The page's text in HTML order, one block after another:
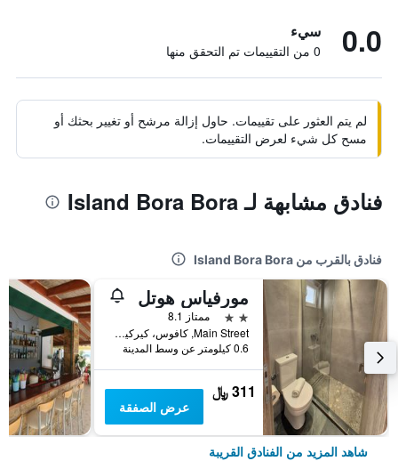
0.0 سيء
0 من التقييمات تم التحقق منها
لم يتم العثور على تقييمات. حاول إزالة مرشح أو تغيير بحثك أو
مسح كل شيء لعرض التقييمات.
فنادق مشابهة لـ Island Bora Bora
فنادق بالقرب من Island Bora Bora
مورفياس هوتل
2 نجمتين
ممتاز 8.1
Main Street, كافوس، كيركيرا, اليونان
0.6 كيلومتر عن وسط المدينة
311 ﷼
عرض الصفقة
شاهد المزيد من الفنادق القريبة